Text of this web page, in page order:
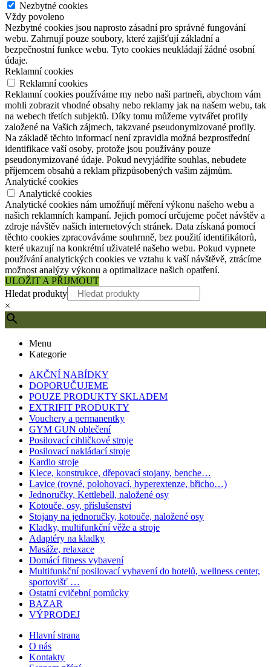
Nezbytné cookies
Vždy povoleno
Nezbytné cookies jsou naprosto zásadní pro správné fungování
webu. Zahrnují pouze soubory, které zajišťují základní a
bezpečnostní funkce webu. Tyto cookies neukládají žádné osobní
údaje.
Reklamní cookies
Reklamní cookies
Reklamní cookies používáme my nebo naši partneři, abychom vám
mohli zobrazit vhodné obsahy nebo reklamy jak na našem webu, tak
na webech třetích subjektů. Díky tomu můžeme vytvářet profily
založené na Vašich zájmech, takzvané pseudonymizované profily.
Na základě těchto informací není zpravidla možná bezprostřední
identifikace vaší osoby, protože jsou používány pouze
pseudonymizované údaje. Pokud nevyjádříte souhlas, nebudete
příjemcem obsahů a reklam přizpůsobených vašim zájmům.
Analytické cookies
Analytické cookies
Analytické cookies nám umožňují měření výkonu našeho webu a
našich reklamních kampaní. Jejich pomocí určujeme počet návštěv a
zdroje návštěv našich internetových stránek. Data získaná pomocí
těchto cookies zpracováváme souhrnně, bez použití identifikátorů,
které ukazují na konkrétní uživatelé našeho webu. Pokud vypnete
používání analytických cookies ve vztahu k vaší návštěvě, ztrácíme
možnost analýzy výkonu a optimalizace našich opatření.
ULOŽIT A PŘIJMOUT
Hledat produkty
×
Menu
Kategorie
AKČNÍ NABÍDKY
DOPORUČUJEME
POUZE PRODUKTY SKLADEM
EXTRIFIT PRODUKTY
Vouchery a permanentky
GYM GUN oblečení
Posilovací cihličkové stroje
Posilovací nakládací stroje
Kardio stroje
Klece, konstrukce, dřepovací stojany, benche…
Lavice (rovné, polohovací, hyperextenze, břicho…)
Jednoručky, Kettlebell, naložené osy
Kotouče, osy, příslušenství
Stojany na jednoručky, kotouče, naložené osy
Kladky, multifunkční věže a stroje
Adaptéry na kladky
Masáže, relaxace
Domácí fitness vybavení
Multifunkční posilovací vybavení do hotelů, wellness center,
sportovišť …
Ostatní cvičební pomůcky
BAZAR
VÝPRODEJ
Hlavní strana
O nás
Kontakty